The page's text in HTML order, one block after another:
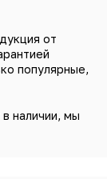
от
популярные,
наличии, мы